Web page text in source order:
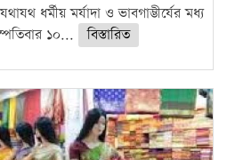
ধর্মীয় মর্যাদা ও ভাবগাম্ভীর্যের মধ্য
১০...
বিস্তারিত